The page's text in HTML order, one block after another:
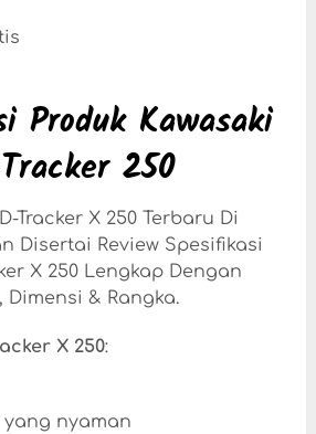
Produk Kawasaki
250
Tracker X 250 Terbaru Di
Disertai Review Spesifikasi
X 250 Lengkap Dengan
Dimensi & Rangka.
X 250:
nyaman